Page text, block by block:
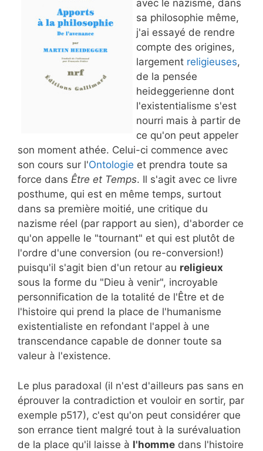
avec le nazisme, dans
sa philosophie même,
j'ai essayé de rendre
compte des origines,
largement religieuses,
de la pensée
heideggerienne dont
l'existentialisme s'est
nourri mais à partir de
ce qu'on peut appeler
son moment athée. Celui-ci commence avec
son cours sur l'Ontologie et prendra toute sa
force dans Être et Temps. Il s'agit avec ce livre
posthume, qui est en même temps, surtout
dans sa première moitié, une critique du
nazisme réel (par rapport au sien), d'aborder ce
qu'on appelle le "tournant" et qui est plutôt de
l'ordre d'une conversion (ou re-conversion!)
puisqu'il s'agit bien d'un retour au religieux
sous la forme du "Dieu à venir", incroyable
personnification de la totalité de l'Être et de
l'histoire qui prend la place de l'humanisme
existentialiste en refondant l'appel à une
transcendance capable de donner toute sa
valeur à l'existence.
Le plus paradoxal (il n'est d'ailleurs pas sans en
éprouver la contradiction et vouloir en sortir, par
exemple p517), c'est qu'on peut considérer que
son errance tient malgré tout à la surévaluation
de la place qu'il laisse à l'homme dans l'histoire